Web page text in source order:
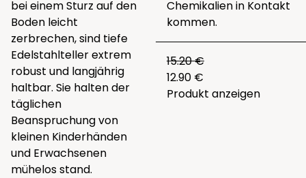
bei einem Sturz auf den
Boden leicht
zerbrechen, sind tiefe
Edelstahlteller extrem
robust und langjährig
haltbar. Sie halten der
täglichen
Beanspruchung von
kleinen Kinderhänden
und Erwachsenen
mühelos stand.
Chemikalien in Kontakt
kommen.
15.20 €
12.90 €
Produkt anzeigen